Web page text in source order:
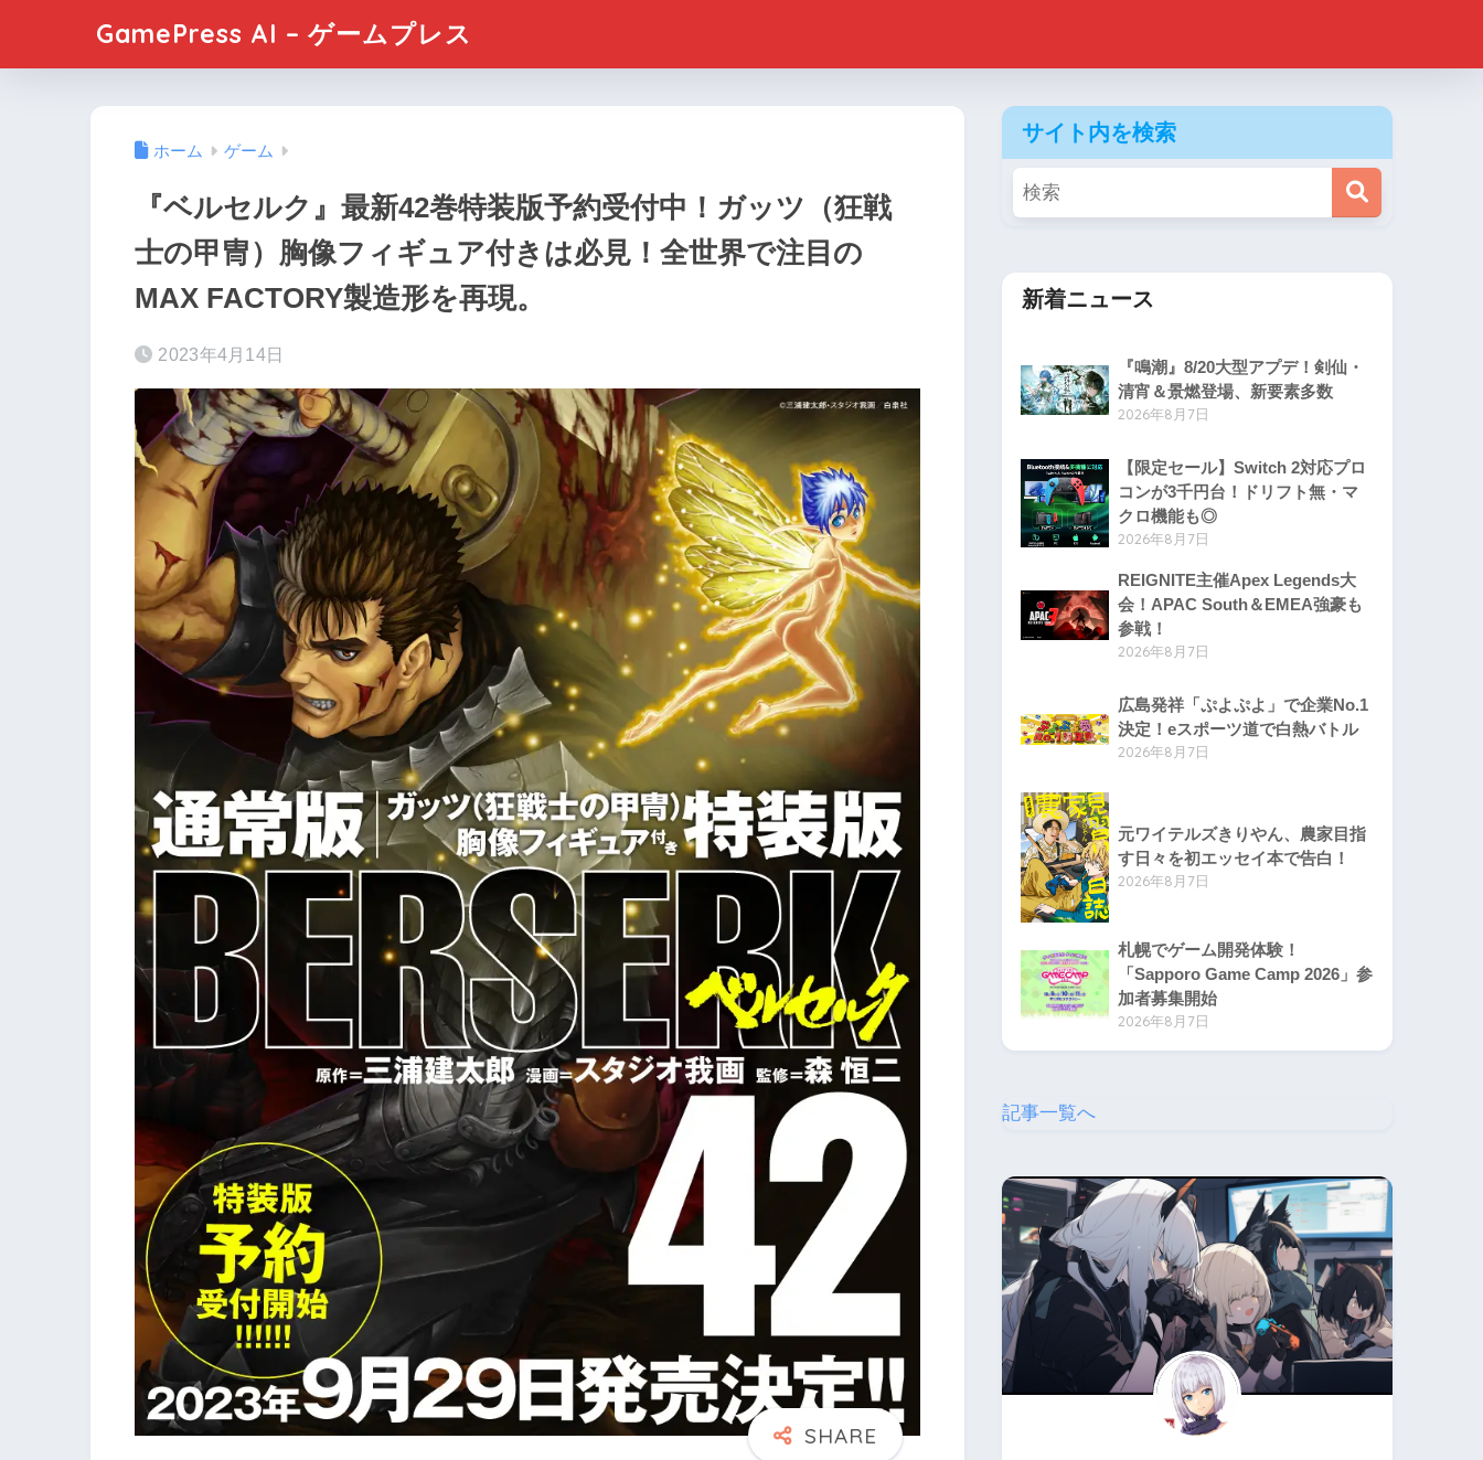
GamePress AI – ゲームプレス
ホーム ゲーム
『ベルセルク』最新42巻特装版予約受付中！ガッツ（狂戦
士の甲冑）胸像フィギュア付きは必見！全世界で注目の
MAX FACTORY製造形を再現。
2023年4月14日
サイト内を検索
新着ニュース
『鳴潮』8/20大型アプデ！剣仙・
清宵＆景燃登場、新要素多数
2026年8月7日
【限定セール】Switch 2対応プロ
コンが3千円台！ドリフト無・マ
クロ機能も◎
2026年8月7日
REIGNITE主催Apex Legends大
会！APAC South＆EMEA強豪も
参戦！
2026年8月7日
広島発祥「ぷよぷよ」で企業No.1
決定！eスポーツ道で白熱バトル
2026年8月7日
元ワイテルズきりやん、農家目指
す日々を初エッセイ本で告白！
2026年8月7日
札幌でゲーム開発体験！
「Sapporo Game Camp 2026」参
加者募集開始
2026年8月7日
記事一覧へ